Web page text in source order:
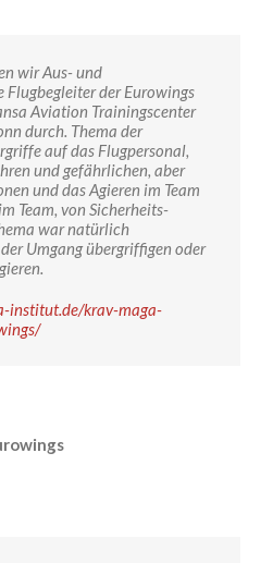
wir Aus- und
der Eurowings
Aviation Trainingscenter
durch. Thema der
auf das Flugpersonal,
und gefährlichen, aber
und das Agieren im Team
Team, von Sicherheits-
war natürlich
Umgang übergriffigen oder
institut.de/krav-maga-